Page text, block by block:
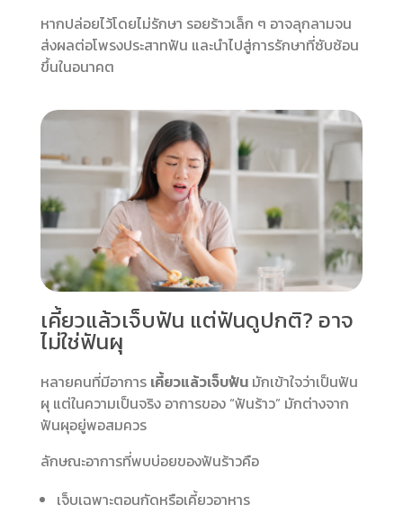
หากปล่อยไว้โดยไม่รักษา รอยร้าวเล็ก ๆ อาจลุกลามจน
ส่งผลต่อโพรงประสาทฟัน และนำไปสู่การรักษาที่ซับซ้อน
ขึ้นในอนาคต
เคี้ยวแล้วเจ็บฟัน แต่ฟันดูปกติ? อาจ
ไม่ใช่ฟันผุ
หลายคนที่มีอาการ เคี้ยวแล้วเจ็บฟัน มักเข้าใจว่าเป็นฟัน
ผุ แต่ในความเป็นจริง อาการของ “ฟันร้าว” มักต่างจาก
ฟันผุอยู่พอสมควร
ลักษณะอาการที่พบบ่อยของฟันร้าวคือ
เจ็บเฉพาะตอนกัดหรือเคี้ยวอาหาร